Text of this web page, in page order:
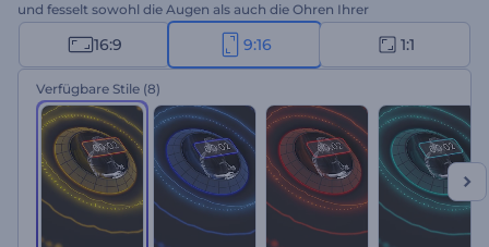
und fesselt sowohl die Augen als auch die Ohren Ihrer
Musikliebhaber. Geben Sie einfach den Namen des Songs und des
Interpreten ein, laden Sie den Musiktitel hoch, wählen Sie eine der
Farboptionen und schon ist die Vorlage fertig. Die Vorlage eignet
sich perfekt für Musikvideos, Live-Auftritte und Musikpromotion in
sozialen Medien und bietet eine einzigartige Möglichkeit, Ihre Titel
zu präsentieren. Legen Sie noch heute los!
16:9 9:16 1:1
Verfügbare Stile (8)